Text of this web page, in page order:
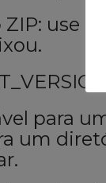
use
para
um